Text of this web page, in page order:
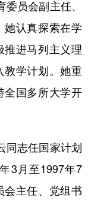
员会副主任、
她认真探索在学
推进马列主义理
教学计划。她重
全国多所大学开
志任国家计划
3月至1997年7
会主任、党组书